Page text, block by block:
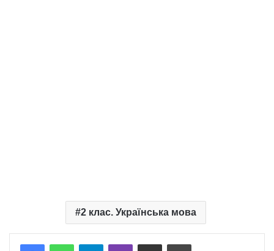
2 клас. Українська мова
TelegramViber Надіслати електронною поштоюНадрукувати